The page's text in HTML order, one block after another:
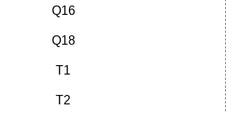
Q16
Q18
Т1
Т2